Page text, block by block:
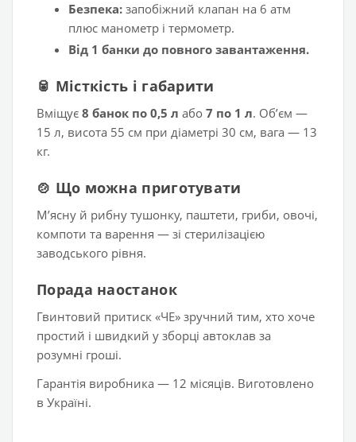
Безпека: запобіжний клапан на 6 атм
плюс манометр і термометр.
Від 1 банки до повного завантаження.
🥫 Місткість і габарити
Вміщує 8 банок по 0,5 л або 7 по 1 л. Обʼєм —
15 л, висота 55 см при діаметрі 30 см, вага — 13
кг.
🍲 Що можна приготувати
Мʼясну й рибну тушонку, паштети, гриби, овочі,
компоти та варення — зі стерилізацією
заводського рівня.
Порада наостанок
Гвинтовий притиск «ЧЕ» зручний тим, хто хоче
простий і швидкий у зборці автоклав за
розумні гроші.
Гарантія виробника — 12 місяців. Виготовлено
в Україні.